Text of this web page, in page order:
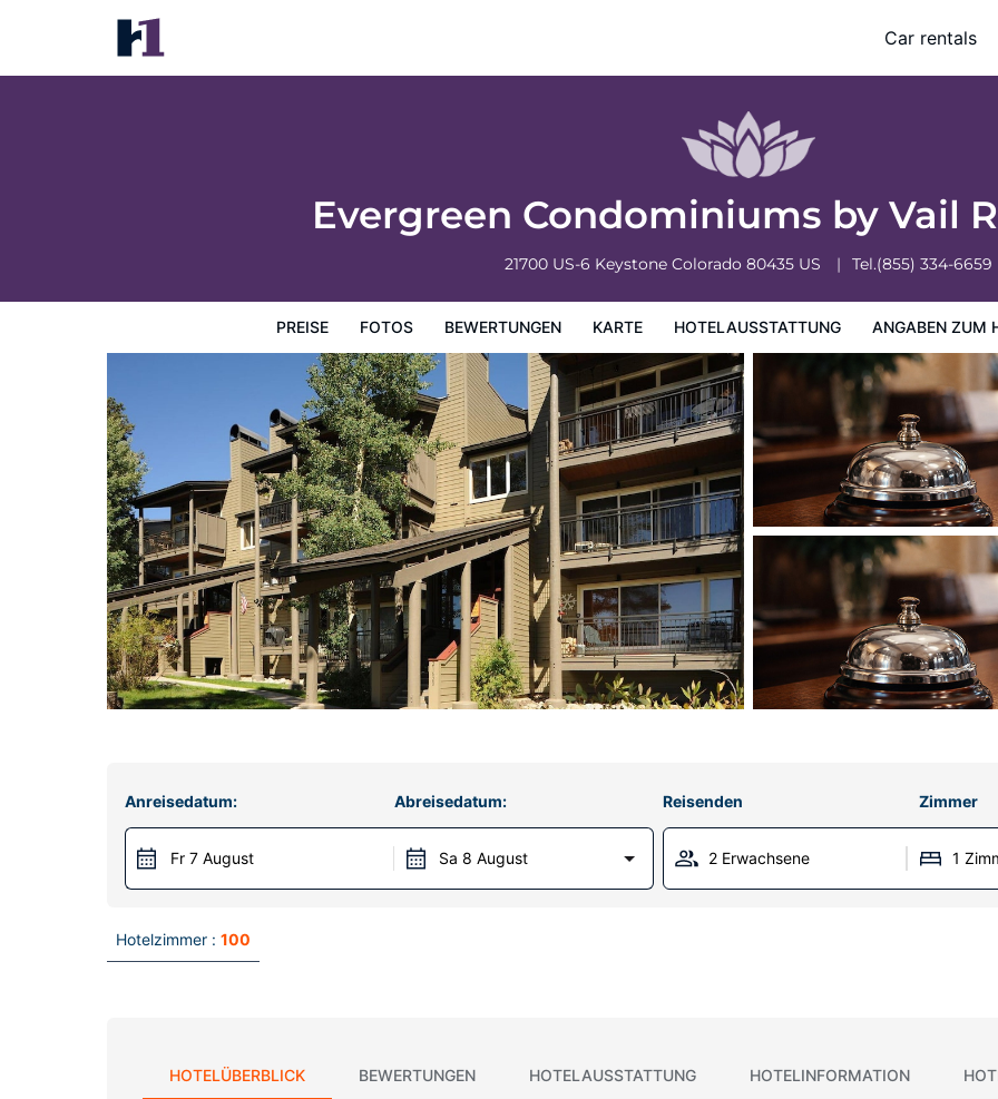
Car rentals
Evergreen Condominiums by Vail
21700 US-6 Keystone Colorado 80435 US Tel.(855) 334-6659
PREISE FOTOS BEWERTUNGEN KARTE HOTELAUSSTATTUNG ANGABEN ZUM
Evergreen Condominiums by Vail Resorts
Preise
Anreisedatum:
Fr 7 August
Abreisedatum:
Sa 8 August
Reisenden Zimmer
2 Erwachsene 1
Hotelzimmer : 100
HOTELÜBERBLICK BEWERTUNGEN HOTELAUSSTATTUNG HOTELINFORMATION